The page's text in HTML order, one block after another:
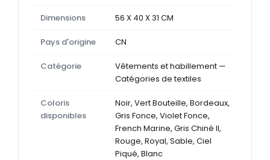
Dimensions 56 X 40 X 31 CM
Pays d'origine CN
Catégorie
Vêtements et habillement —
Catégories de textiles
Coloris
disponibles
Noir, Vert Bouteille, Bordeaux,
Gris Fonce, Violet Fonce,
French Marine, Gris Chiné II,
Rouge, Royal, Sable, Ciel
Piqué, Blanc